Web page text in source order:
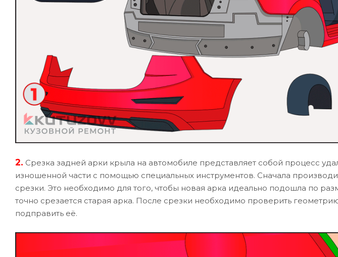
2. Срезка задней арки крыла на автомобиле представляет собой процесс
изношенной части с помощью специальных инструментов. Сначала
срезки. Это необходимо для того, чтобы новая арка идеально подошла по
точно срезается старая арка. После срезки необходимо проверить
подправить её.